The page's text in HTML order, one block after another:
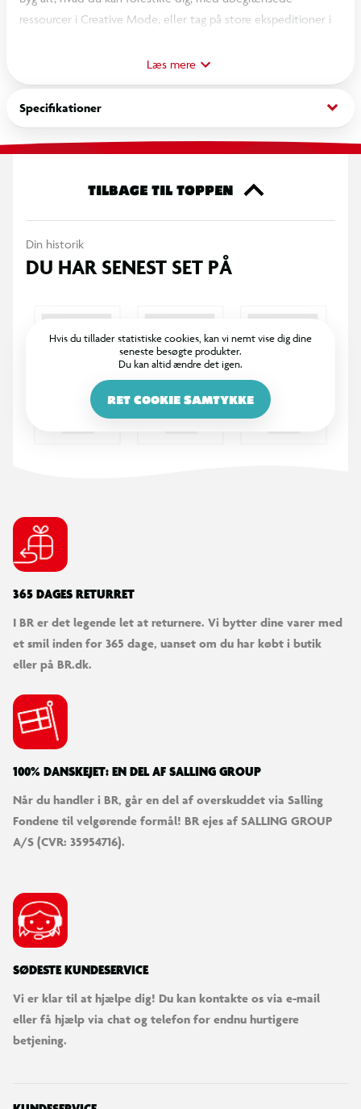
ressourcer i Creative Mode, eller tag på store ekspeditioner i
ned i dybden af dine egne uendelige verdener.
Indeholder: Minecraft-spil + 3.500 tokens med valuta i spillet,
som du kan bruge på mash-ups, teksturpakker, skinpakker,
verdener og meget mere på Minecraft Marketplace
Muligheder: Skab alt, hvad du vil, i en uendelig verden, som er
Udforsk: Opdag biomer, ressourcer og mobs, og gør fremskridt
Oplev: Oplev uforglemmelige eventyr ved at tage kampen op
mod mystiske modstandere, udforske spændende landskaber
Læs mere
Specifikationer keyboard_arrow_down
TILBAGE TIL TOPPEN
Din historik
DU HAR SENEST SET PÅ
Hvis du tillader statistiske cookies, kan vi nemt vise dig dine
seneste besøgte produkter.
Du kan altid ændre det igen.
RET COOKIE SAMTYKKE
365 DAGES RETURRET
I BR er det legende let at returnere. Vi bytter dine varer med
et smil inden for 365 dage, uanset om du har købt i butik
eller på BR.dk.
100% DANSKEJET: EN DEL AF SALLING GROUP
Når du handler i BR, går en del af overskuddet via Salling
Fondene til velgørende formål! BR ejes af SALLING GROUP
A/S (CVR: 35954716).
SØDESTE KUNDESERVICE
Vi er klar til at hjælpe dig! Du kan kontakte os via e-mail
eller få hjælp via chat og telefon for endnu hurtigere
betjening.